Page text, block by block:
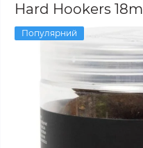
Hard Hookers
Популярний